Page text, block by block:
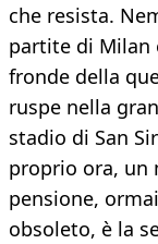
che resista.
partite di Milan
fronde della
ruspe nella
stadio di San
proprio ora, un
pensione,
obsoleto, è la